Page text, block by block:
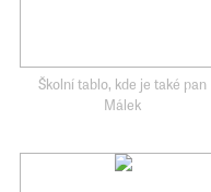
Školní tablo, kde je také pan
Málek